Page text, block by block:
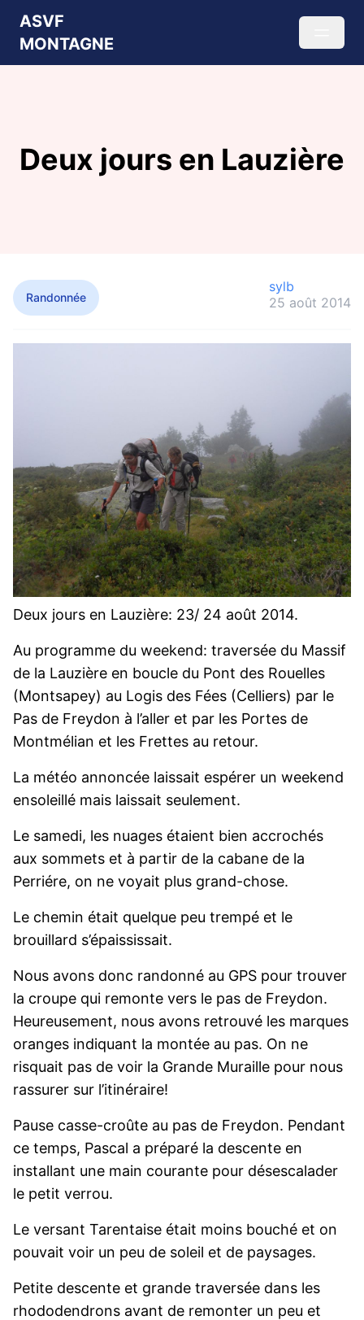
ASVF
MONTAGNE
Deux jours en Lauzière
Randonnée
sylb
25 août 2014
Deux jours en Lauzière: 23/ 24 août 2014.
Au programme du weekend: traversée du Massif
de la Lauzière en boucle du Pont des Rouelles
(Montsapey) au Logis des Fées (Celliers) par le
Pas de Freydon à l’aller et par les Portes de
Montmélian et les Frettes au retour.
La météo annoncée laissait espérer un weekend
ensoleillé mais laissait seulement.
Le samedi, les nuages étaient bien accrochés
aux sommets et à partir de la cabane de la
Perriére, on ne voyait plus grand-chose.
Le chemin était quelque peu trempé et le
brouillard s’épaississait.
Nous avons donc randonné au GPS pour trouver
la croupe qui remonte vers le pas de Freydon.
Heureusement, nous avons retrouvé les marques
oranges indiquant la montée au pas. On ne
risquait pas de voir la Grande Muraille pour nous
rassurer sur l’itinéraire!
Pause casse-croûte au pas de Freydon. Pendant
ce temps, Pascal a préparé la descente en
installant une main courante pour désescalader
le petit verrou.
Le versant Tarentaise était moins bouché et on
pouvait voir un peu de soleil et de paysages.
Petite descente et grande traversée dans les
rhododendrons avant de remonter un peu et